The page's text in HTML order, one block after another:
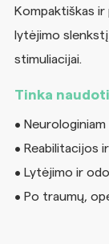
Kompaktiškas
lytėjimo
stimuliacijai.
Tinka
•
• Reabilitacijos
• Lytėjimo ir
• Po traumų,